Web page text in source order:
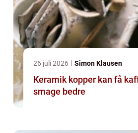
26 juli 2026 Simon Klausen
Keramik kopper kan få
smage bedre